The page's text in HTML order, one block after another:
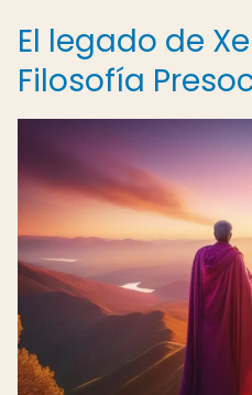
El legado de
Filosofía